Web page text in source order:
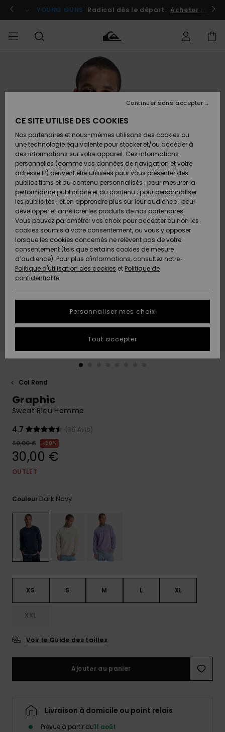
l'information
le
Se connecter / s'inscrire
YOUNG GUNS Radical dès le départ. Acheter
Vêtements
Chaussures
& Tongs
Surf
Snow
Nouveautés
A
Découvrir
Vêtements
Chaussures
& Tongs
Surf
Snow
Nouveautés
A
Découvrir
FEMME
Shop
A
Découvrir
Snow
SURF
Surf
Shop
Homme
Surf
Shop
Enfant
Highlights
Communauté
SNOW
Snow
Shop
Homme
Snow
Shop
Enfant
Snow
Shop
Femme
A
Découvrir
Communauté
OUTLET
Outlet
Homme
Enfant
Outlet
Femme
AIDE &
CONTACT
Accéder à
ma
commande
Retours
Paiement
Carte
Cadeau
Quiksilver
Freedom
Protection
des
tailles
conversation
à votre
Démarrer
fréquentes
formulaire
contact.
la FAQ
MAGASINS
QUIKSILVER
Col Rond
Graphic
Sweat Bleu Homme
4.7
(36 Avis)
60,00 €
50%
30,00 €
OUTLET
Couleur Dark Navy
XS S M L XL
XXL
Voir le Guide des tailles
Ajouter au panier
Livraison à domicile ou point relais
Prévue à partir du11 août
CE SITE UTILISE DES COOKIES
Nos partenaires et nous-mêmes utilisons des cookies ou
une technologie équivalente pour stocker et/ou accéder à
des informations sur votre appareil. Ces informations
personnelles (comme vos données de navigation et votre
adresse IP) peuvent être utilisées pour vous présenter des
publications et du contenu personnalisés ; pour mesurer la
performance publicitaire et du contenu ; pour personnaliser
les publicités ; et en apprendre plus sur leur audience ; pour
développer et améliorer les produits de nos partenaires.
Vous pouvez paramétrer vos choix pour accepter ou non les
cookies soumis à votre consentement, ou vous y opposer
lorsque les cookies concernés ne relèvent pas de votre
consentement (tels que certains cookies de mesure
d’audience). Pour plus d'informations, consultez notre :
Politique d'utilisation des cookies et Politique de
confidentialité
Personnaliser mes choix
Continuer sans accepter
Tout accepter